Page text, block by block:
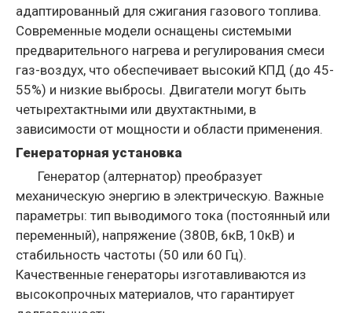
адаптированный для сжигания газового топлива.
Современные модели оснащены системыми
предварительного нагрева и регулирования смеси
газ-воздух, что обеспечивает высокий КПД (до 45-
55%) и низкие выбросы. Двигатели могут быть
четырехтактными или двухтактными, в
зависимости от мощности и области применения.
Генераторная установка
Генератор (алтернатор) преобразует
механическую энергию в электрическую. Важные
параметры: тип выводимого тока (постоянный или
переменный), напряжение (380В, 6кВ, 10кВ) и
стабильность частоты (50 или 60 Гц).
Качественные генераторы изготавливаются из
высокопрочных материалов, что гарантирует